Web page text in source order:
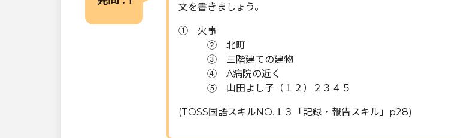
文を書きましょう。
① 火事
② 北町
③ 三階建ての建物
④ A病院の近く
⑤ 山田よし子（１２）２３４５
(TOSS国語スキルNO.１３「記録・報告スキル」p28)